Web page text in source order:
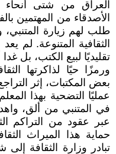
العراق من شتى
الأصدقاء من المهتمين
طلب لهم زيارة
الثقافية المتنوعة. لم
تقليديًا لبيع الكتب، بل
ورمزًا حيًا لذاكرتها
بعض المكتبات، إثر
عمليًا التضحية بهذا
في المتنبي من ألق،
عبر عقود من التراكم
حماية هذا الميراث